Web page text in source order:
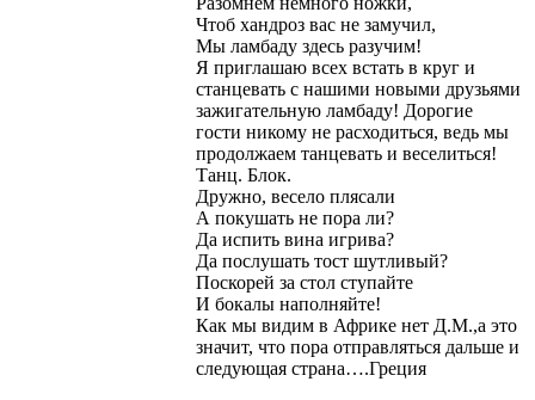
Чтоб хандроз вас не замучил,
Мы ламбаду здесь разучим!
Я приглашаю всех встать в круг и
станцевать с нашими новыми друзьями
зажигательную ламбаду! Дорогие
гости никому не расходиться, ведь мы
продолжаем танцевать и веселиться!
Танц. Блок.
Дружно, весело плясали
А покушать не пора ли?
Да испить вина игрива?
Да послушать тост шутливый?
Поскорей за стол ступайте
И бокалы наполняйте!
Как мы видим в Африке нет Д.М.,а это
значит, что пора отправляться дальше и
следующая страна….Греция